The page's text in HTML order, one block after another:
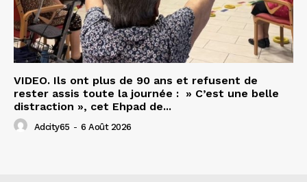
VIDEO. Ils ont plus de 90 ans et refusent de
rester assis toute la journée : » C’est une belle
distraction », cet Ehpad de...
Adcity65 - 6 Août 2026